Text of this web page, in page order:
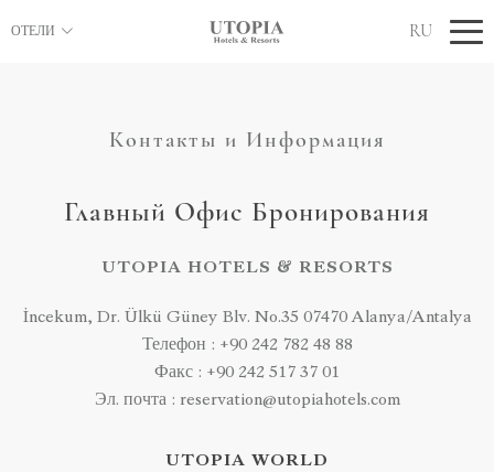
ОТЕЛИ RU
Контакты и Информация
Главный Офис Бронирования
UTOPIA HOTELS & RESORTS
İncekum, Dr. Ülkü Güney Blv. No.35 07470 Alanya/Antalya
Телефон : +90 242 782 48 88
Факс : +90 242 517 37 01
Эл. почта : reservation@utopiahotels.com
UTOPIA WORLD